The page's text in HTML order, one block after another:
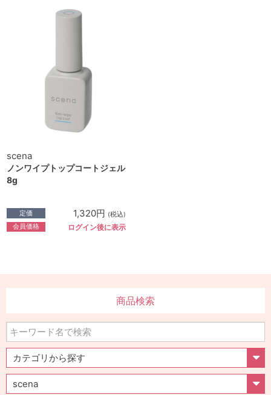
scena
ノンワイプトップコートジェル
8g
定価 1,320円 (税込)
会員価格 ログイン後に表示
商品検索